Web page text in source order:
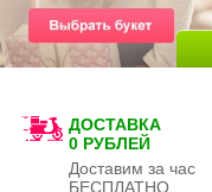
ДОСТАВКА
0 РУБЛЕЙ
Доставим за час
БЕСПЛАТНО